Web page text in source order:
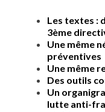
Les textes :
3ème
Une même
préventives
Une même
Des outils
Un
lutte anti-